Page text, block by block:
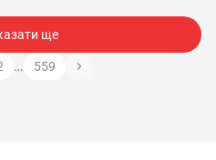
ще
… 559